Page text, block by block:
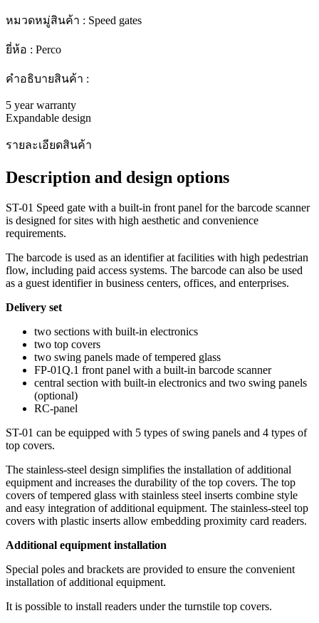
หมวดหมู่สินค้า : Speed gates
ยี่ห้อ : Perco
คำอธิบายสินค้า :
5 year warranty
Expandable design
รายละเอียดสินค้า
Description and design options
ST-01 Speed gate with a built-in front panel for the barcode scanner
is designed for sites with high aesthetic and convenience
requirements.
The barcode is used as an identifier at facilities with high pedestrian
flow, including paid access systems. The barcode can also be used
as a guest identifier in business centers, offices, and enterprises.
Delivery set
two sections with built-in electronics
two top covers
two swing panels made of tempered glass
FP-01Q.1 front panel with a built-in barcode scanner
central section with built-in electronics and two swing panels
(optional)
RC-panel
ST-01 can be equipped with 5 types of swing panels and 4 types of
top covers.
The stainless-steel design simplifies the installation of additional
equipment and increases the durability of the top covers. The top
covers of tempered glass with stainless steel inserts combine style
and easy integration of additional equipment. The stainless-steel top
covers with plastic inserts allow embedding proximity card readers.
Additional equipment installation
Special poles and brackets are provided to ensure the convenient
installation of additional equipment.
It is possible to install readers under the turnstile top covers.